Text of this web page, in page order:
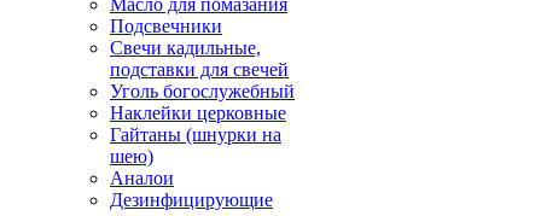
Масло для помазания
Подсвечники
Свечи кадильные,
подставки для свечей
Уголь богослужебный
Наклейки церковные
Гайтаны (шнурки на
шею)
Аналои
Дезинфицирующие